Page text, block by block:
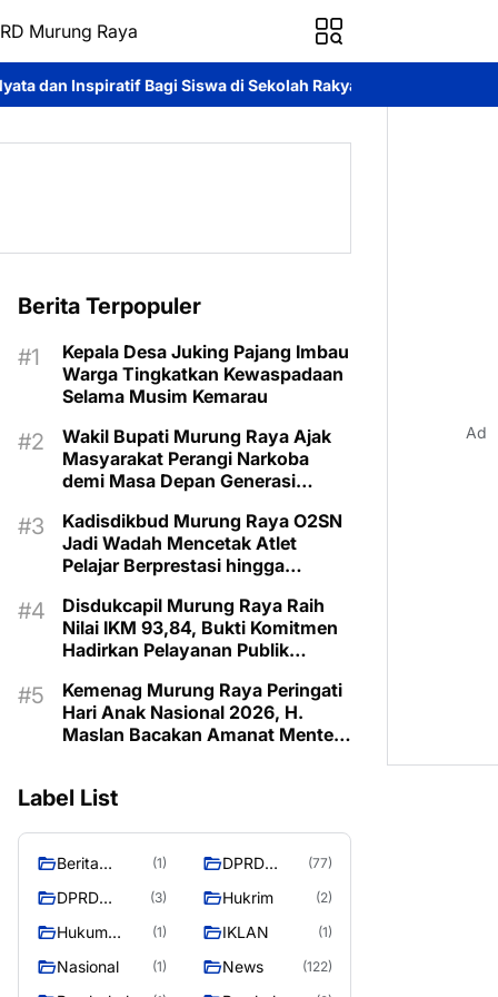
Murung Raya
di Sekolah Rakyat Pemkab Murung Raya Lepas
PEMKAB MURUNG RAYA
Murung Raya Expo 2026
Berita Terpopuler
Kepala Desa Juking Pajang Imbau
Warga Tingkatkan Kewaspadaan
Selama Musim Kemarau
Wakil Bupati Murung Raya Ajak
Masyarakat Perangi Narkoba
demi Masa Depan Generasi
Kadisdikbud Murung Raya O2SN
Jadi Wadah Mencetak Atlet
Pelajar Berprestasi hingga
Disdukcapil Murung Raya Raih
Nilai IKM 93,84, Bukti Komitmen
Hadirkan Pelayanan Publik
Kemenag Murung Raya Peringati
Hari Anak Nasional 2026, H.
Maslan Bacakan Amanat Menteri
Label List
Berita
Raya
(1)
DPRD
Raya
(77)
DPRD
RAYA
(3) Hukrim (2)
Hukum
(1) IKLAN (1)
Nasional (1) News (122)
Ad